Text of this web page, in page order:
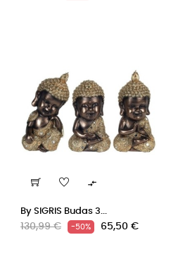

By SIGRIS Budas 3...
Precio
130,99 € -50% Precio
65,50 €